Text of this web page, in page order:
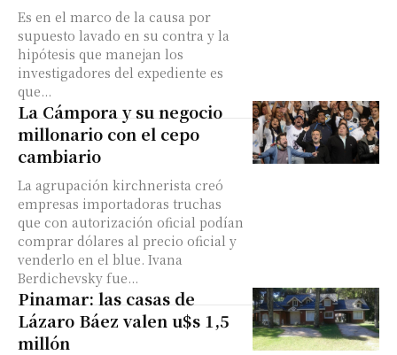
Es en el marco de la causa por
supuesto lavado en su contra y la
hipótesis que manejan los
investigadores del expediente es
que...
La Cámpora y su negocio
millonario con el cepo
cambiario
La agrupación kirchnerista creó
empresas importadoras truchas
que con autorización oficial podían
comprar dólares al precio oficial y
venderlo en el blue. Ivana
Berdichevsky fue...
Pinamar: las casas de
Lázaro Báez valen u$s 1,5
millón